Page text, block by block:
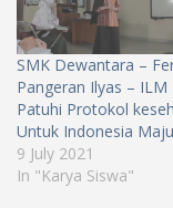
SMK Dewantara –
Pangeran Ilyas – ILM
Patuhi Protokol
Untuk Indonesia Maju
9 July 2021
In "Karya Siswa"